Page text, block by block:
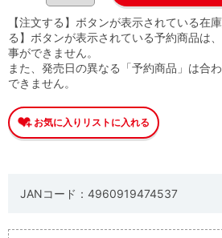
【注文する】ボタンが表示されている在
る】ボタンが表示されている予約商品は
事ができません。
また、発売日の異なる「予約商品」は合
できません。
JANコード：4960919474537